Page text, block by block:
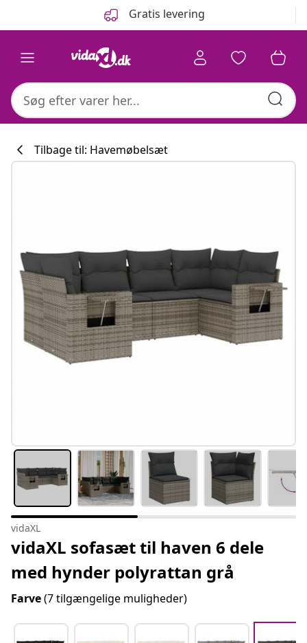
Gratis levering
#sharemevidaxl
Tilbage til: Havemøbelsæt
vidaXL
vidaXL sofasæt til haven 6 dele
med hynder polyrattan grå
Farve(7 tilgængelige muligheder)